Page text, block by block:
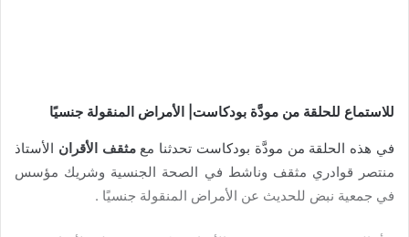
للاستماع للحلقة من مودَّة بودكاست| الأمراض المنقولة جنسيًا
في هذه الحلقة من مودَّة بودكاست تحدثنا معمثقف الأقران الأستاذ
منتصر قوادري مثقف وناشط في الصحة الجنسية وشريك مؤسس
في جمعية نبض للحديث عن الأمراض المنقولة جنسيًا .